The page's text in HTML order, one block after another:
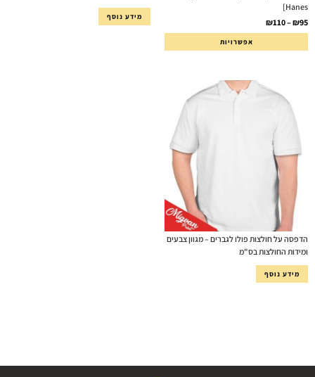
Hanes]
₪95
–
₪110
אפשרויות
מידע נוסף
הדפסה על חולצות פולו לגברים – מגוון צבעים
ומידות החולצות בס"מ
מידע נוסף